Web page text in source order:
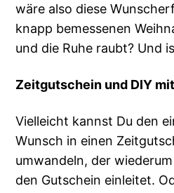
wäre also diese
knapp bemessenen
und die Ruhe raubt? Und
Zeitgutschein und DIY
Vielleicht kannst Du den
Wunsch in einen
umwandeln, der
den Gutschein einleitet.